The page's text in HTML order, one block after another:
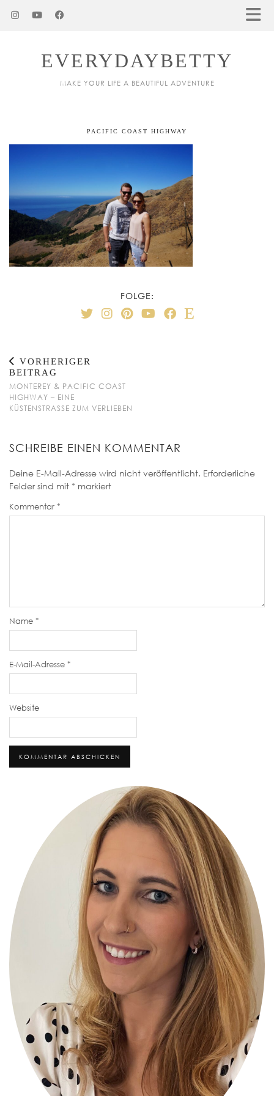
EVERYDAYBETTY
MAKE YOUR LIFE A BEAUTIFUL ADVENTURE
PACIFIC COAST HIGHWAY
FOLGE:
VORHERIGER
BEITRAG
MONTEREY & PACIFIC COAST
HIGHWAY – EINE
KÜSTENSTRASSE ZUM VERLIEBEN
SCHREIBE EINEN KOMMENTAR
Deine E-Mail-Adresse wird nicht veröffentlicht. Erforderliche
Felder sind mit * markiert
Kommentar *
Name *
E-Mail-Adresse *
Website